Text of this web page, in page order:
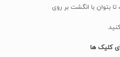
بتوان با انگشت بر روی
کلیک ها